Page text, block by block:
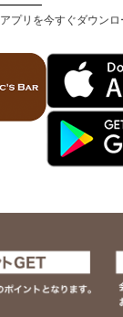
プリを今すぐダウンロ